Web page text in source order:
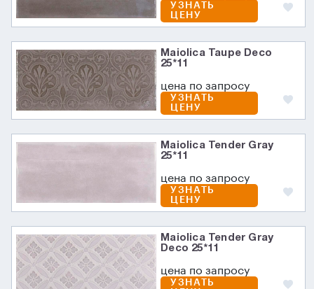
УЗНАТЬ
ЦЕНУ
Maiolica Taupe Deco
25*11
цена по запросу
УЗНАТЬ
ЦЕНУ
Maiolica Tender Gray
25*11
цена по запросу
УЗНАТЬ
ЦЕНУ
Maiolica Tender Gray
Deco 25*11
цена по запросу
УЗНАТЬ